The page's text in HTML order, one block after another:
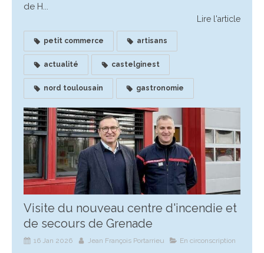
de H...
Lire l'article
petit commerce artisans
actualité castelginest
nord toulousain gastronomie
Visite du nouveau centre d'incendie et
de secours de Grenade
16 Jan 2026 Jean François Portarrieu En circonscription